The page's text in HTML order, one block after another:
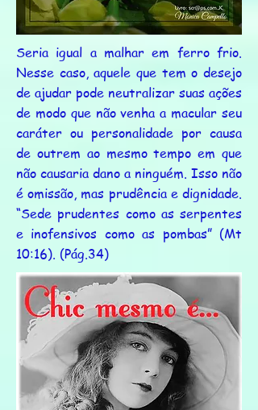
Seria igual a malhar em ferro frio.
Nesse caso, aquele que tem o desejo
de ajudar pode neutralizar suas ações
de modo que não venha a macular seu
caráter ou personalidade por causa
de outrem ao mesmo tempo em que
não causaria dano a ninguém. Isso não
é omissão, mas prudência e dignidade.
“Sede prudentes como as serpentes
e inofensivos como as pombas” (Mt
10:16). (Pág.34)